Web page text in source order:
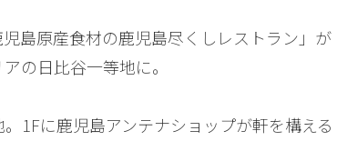
島原産食材の鹿児島尽くしレストラン」が
の日比谷一等地に。
1Fに鹿児島アンテナショップが軒を構える